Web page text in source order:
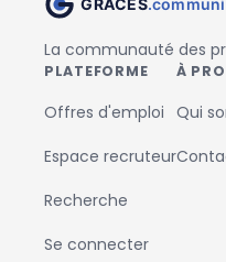
La communauté des
PLATEFORME
Offres d'emploi
Espace recruteur
Recherche
Se connecter
À
Qui